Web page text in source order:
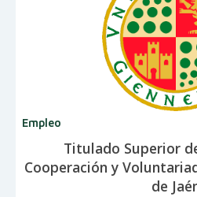
Empleo
Titulado Superior
Cooperación y
de